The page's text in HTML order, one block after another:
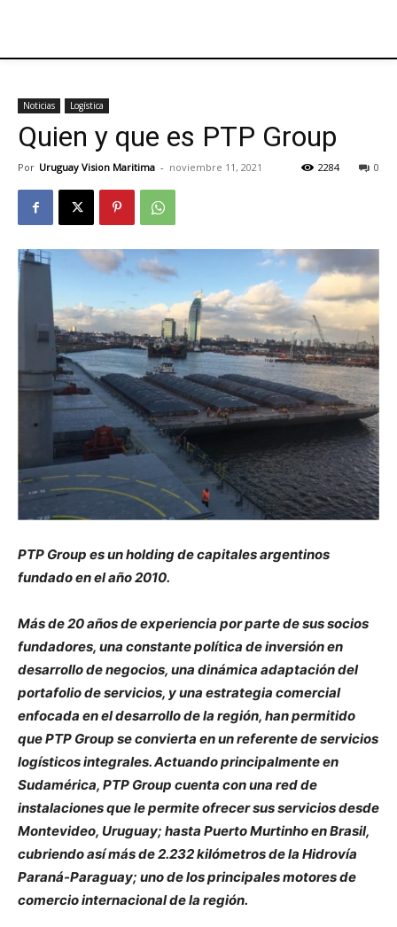
Noticias Logística
Quien y que es PTP Group
Por Uruguay Vision Maritima - noviembre 11, 2021 0
2284
PTP Group es un holding de capitales argentinos
fundado en el año 2010.
Más de 20 años de experiencia por parte de sus socios
fundadores, una constante política de inversión en
desarrollo de negocios, una dinámica adaptación del
portafolio de servicios, y una estrategia comercial
enfocada en el desarrollo de la región, han permitido
que PTP Group se convierta en un referente de servicios
logísticos integrales. Actuando principalmente en
Sudamérica, PTP Group cuenta con una red de
instalaciones que le permite ofrecer sus servicios desde
Montevideo, Uruguay; hasta Puerto Murtinho en Brasil,
cubriendo así más de 2.232 kilómetros de la Hidrovía
Paraná-Paraguay; uno de los principales motores de
comercio internacional de la región.